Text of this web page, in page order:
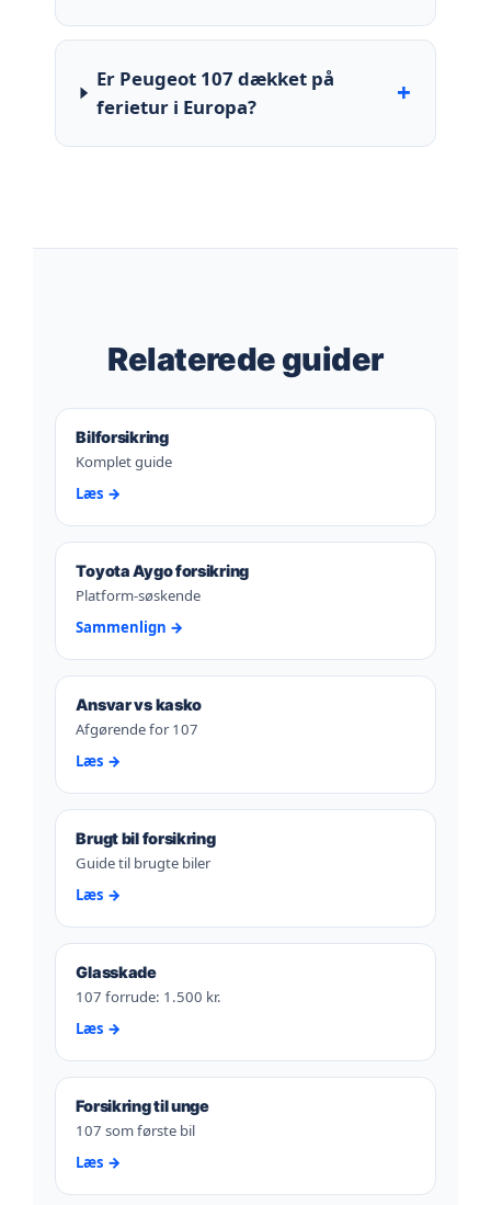
Er Peugeot 107 dækket på
ferietur i Europa?
+
Relaterede guider
Bilforsikring
Komplet guide
Læs →
Toyota Aygo forsikring
Platform-søskende
Sammenlign →
Ansvar vs kasko
Afgørende for 107
Læs →
Brugt bil forsikring
Guide til brugte biler
Læs →
Glasskade
107 forrude: 1.500 kr.
Læs →
Forsikring til unge
107 som første bil
Læs →